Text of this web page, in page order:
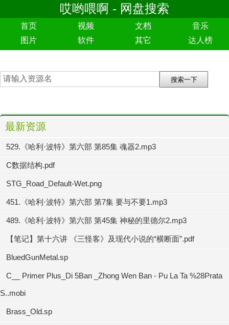
哎哟喂啊 - 网盘搜索
首页 视频 文档
音乐
图片
软件 其它 达人榜
最新资源
529.《哈利·波特》第六部 第85集 魂器2.mp3
C数据结构.pdf
STG_Road_Default-Wet.png
451.《哈利·波特》第六部 第7集 要与不要1.mp3
489.《哈利·波特》第六部 第45集 神秘的里德尔2.mp3
【笔记】第十六讲 《三怪客》及现代小说的“横断面”.pdf
BluedGunMetal.sp
C__ Primer Plus_Di 5Ban _Zhong Wen Ban - Pu La Ta %28Prata
S..mobi
Brass_Old.sp